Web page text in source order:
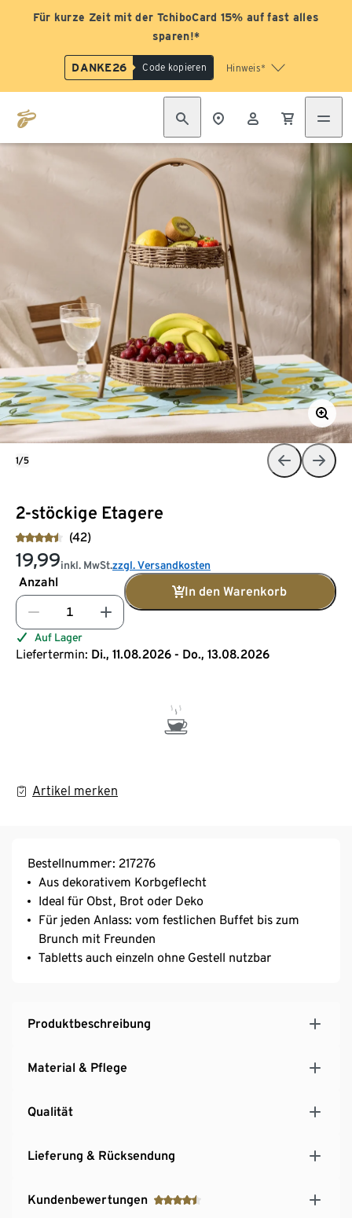
Für kurze Zeit mit der TchiboCard 15% auf fast alles
sparen!*
DANKE26 Code kopieren Hinweis*
2-stöckige Etagere
(42)
19,99inkl. MwSt.zzgl. Versandkosten
Anzahl
In den Warenkorb
Auf Lager
Liefertermin: Di., 11.08.2026 - Do., 13.08.2026
Artikel merken
1/5
Bestellnummer: 217276
Aus dekorativem Korbgeflecht
Ideal für Obst, Brot oder Deko
Für jeden Anlass: vom festlichen Buffet bis zum
Brunch mit Freunden
Tabletts auch einzeln ohne Gestell nutzbar
Produktbeschreibung
Material & Pflege
Qualität
Lieferung & Rücksendung
Kundenbewertungen